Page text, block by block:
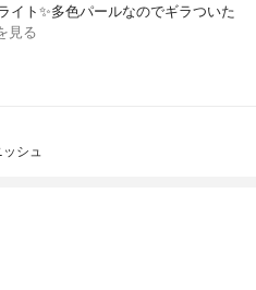
イト✨⁡⁡多色パールなのでギラついた
見る
シュ